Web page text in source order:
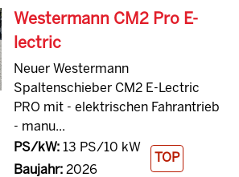
Westermann CM2 Pro E-
lectric
Neuer Westermann
Spaltenschieber CM2 E-Lectric
PRO mit - elektrischen Fahrantrieb
- manu...
PS/kW:13 PS/10 kW
Baujahr:2026
TOP